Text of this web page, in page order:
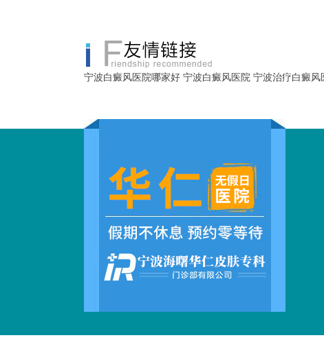
宁波白癜风医院哪家好 宁波白癜风医院 宁波治疗白癜风